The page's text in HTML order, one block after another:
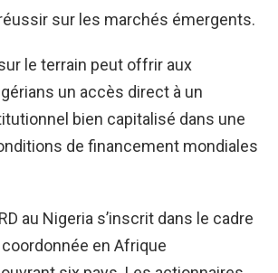
sur les marchés émergents.
le terrain peut offrir aux
un accès direct à un
bien capitalisé dans une
de financement mondiales
au Nigeria s’inscrit dans le cadre
coordonnée en Afrique